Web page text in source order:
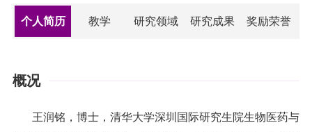
个人简历 教学 研究领域 研究成果 奖励荣誉
概况
王润铭，博士，清华大学深圳国际研究生院生物医药与